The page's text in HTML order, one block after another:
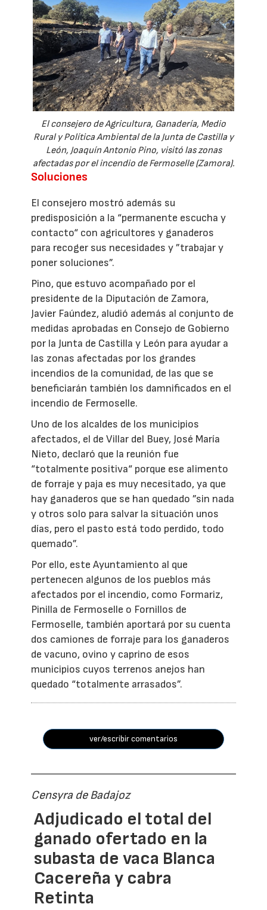
El consejero de Agricultura, Ganadería, Medio
Rural y Política Ambiental de la Junta de Castilla y
León, Joaquín Antonio Pino, visitó las zonas
afectadas por el incendio de Fermoselle (Zamora).
Soluciones
El consejero mostró además su
predisposición a la “permanente escucha y
contacto“ con agricultores y ganaderos
para recoger sus necesidades y ”trabajar y
poner soluciones”.
Pino, que estuvo acompañado por el
presidente de la Diputación de Zamora,
Javier Faúndez, aludió además al conjunto de
medidas aprobadas en Consejo de Gobierno
por la Junta de Castilla y León para ayudar a
las zonas afectadas por los grandes
incendios de la comunidad, de las que se
beneficiarán también los damnificados en el
incendio de Fermoselle.
Uno de los alcaldes de los municipios
afectados, el de Villar del Buey, José María
Nieto, declaró que la reunión fue
“totalmente positiva“ porque ese alimento
de forraje y paja es muy necesitado, ya que
hay ganaderos que se han quedado ”sin nada
y otros solo para salvar la situación unos
días, pero el pasto está todo perdido, todo
quemado”.
Por ello, este Ayuntamiento al que
pertenecen algunos de los pueblos más
afectados por el incendio, como Formariz,
Pinilla de Fermoselle o Fornillos de
Fermoselle, también aportará por su cuenta
dos camiones de forraje para los ganaderos
de vacuno, ovino y caprino de esos
municipios cuyos terrenos anejos han
quedado “totalmente arrasados”.
ver/escribir comentarios
Censyra de Badajoz
Adjudicado el total del
ganado ofertado en la
subasta de vaca Blanca
Cacereña y cabra
Retinta